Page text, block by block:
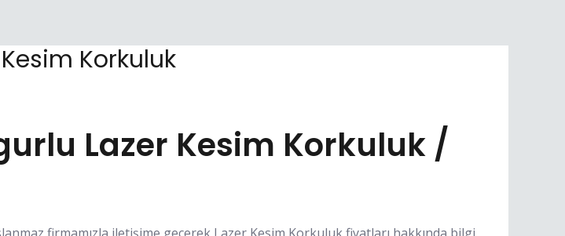
Korkuluk
Lazer Kesim Korkuluk /
firmamızla iletişime geçerek Lazer Kesim Korkuluk fiyatları hakkında bilgi